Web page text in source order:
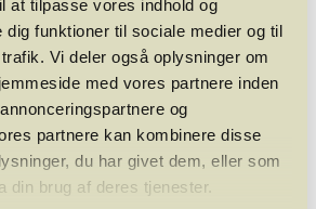
at tilpasse vores indhold og
dig funktioner til sociale medier og til
Vi deler også oplysninger om
med vores partnere inden
og
partnere kan kombinere disse
du har givet dem, eller som
din brug af deres tjenester.